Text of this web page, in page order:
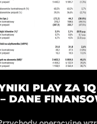
PLAY ZA
DANE